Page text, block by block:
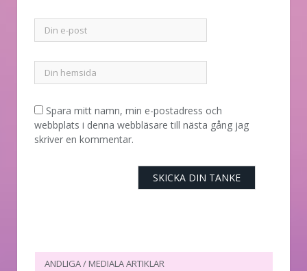
Spara mitt namn, min e-postadress och
webbplats i denna webbläsare till nästa gång jag
skriver en kommentar.
ANDLIGA / MEDIALA ARTIKLAR